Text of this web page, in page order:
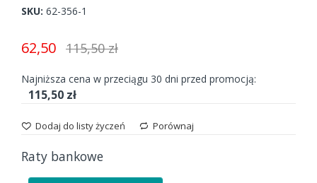
images
SKU 62-356-1
62,50 115,50 zł
Najniższa cena w przeciągu 30 dni przed promocją:
115,50 zł
Dodaj do listy życzeń Porównaj
Raty bankowe